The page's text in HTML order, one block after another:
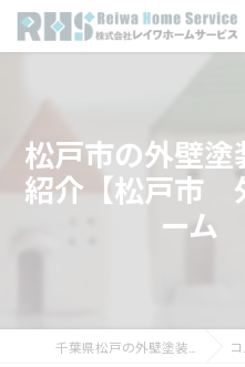
松戸市の外壁
紹介【松戸市
ーム
コラム